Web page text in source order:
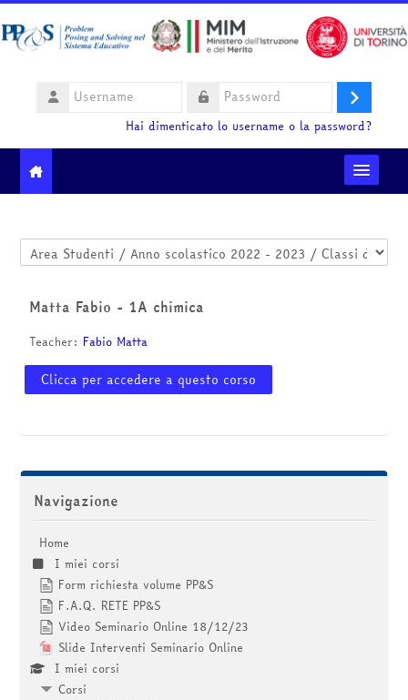
Username
Login
Hai dimenticato lo username o la password?
Ministero dell'Istruzione e del Merito
HelpDesk
Cerca
Categorie di corso
Matta Fabio - 1A chimica
Teacher: Fabio Matta
Clicca per accedere a questo corso
Salta Navigazione
Navigazione
Home
I miei corsi
Form richiesta volume PP&S
F.A.Q. RETE PP&S
Video Seminario Online 18/12/23
Slide Interventi Seminario Online
I miei corsi
Corsi